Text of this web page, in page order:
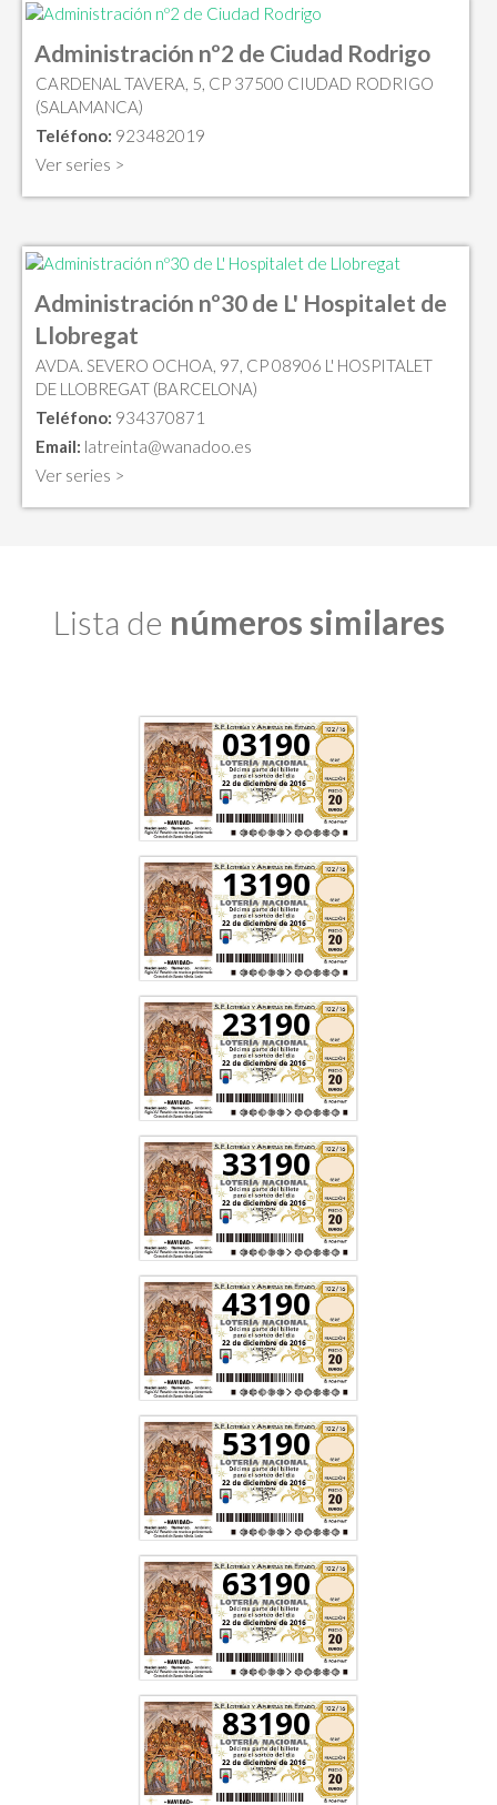
Administración nº2 de Ciudad Rodrigo
CARDENAL TAVERA, 5, CP 37500 CIUDAD RODRIGO
(SALAMANCA)
Teléfono: 923482019
Ver series >
Administración nº30 de L' Hospitalet de
Llobregat
AVDA. SEVERO OCHOA, 97, CP 08906 L' HOSPITALET
DE LLOBREGAT (BARCELONA)
Teléfono: 934370871
Email: latreinta@wanadoo.es
Ver series >
Lista de números similares
03190
13190
23190
33190
43190
53190
63190
83190